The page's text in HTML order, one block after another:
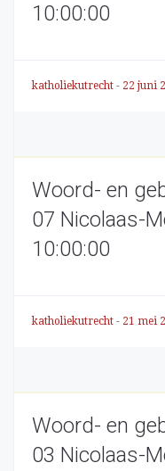
10:00:00
katholiekutrecht - 22 juni
Woord- en
07 Nicolaas-
10:00:00
katholiekutrecht - 21 mei
Woord- en
03 Nicolaas-